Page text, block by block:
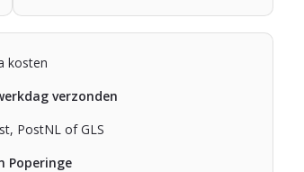
kosten
verzonden
PostNL of GLS
Poperinge